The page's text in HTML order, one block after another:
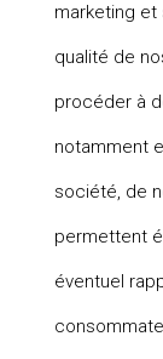
marketing
qualité de
procéder à
notamment
société, de
permettent
éventuel